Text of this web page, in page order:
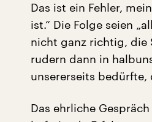
Das ist ein Fehler,
ist.“ Die Folge seien
nicht ganz richtig, die
rudern dann in
unsererseits
Das ehrliche